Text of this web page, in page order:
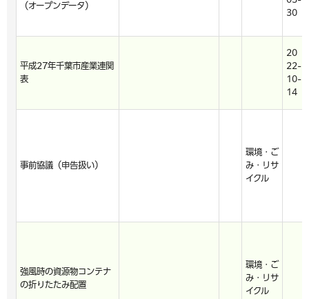
（オープンデータ）
30
平成27年千葉市産業連関
表
20
22-
10-
14
事前協議（申告扱い）
環境・ご
み・リサ
イクル
強風時の資源物コンテナ
の折りたたみ配置
環境・ご
み・リサ
イクル